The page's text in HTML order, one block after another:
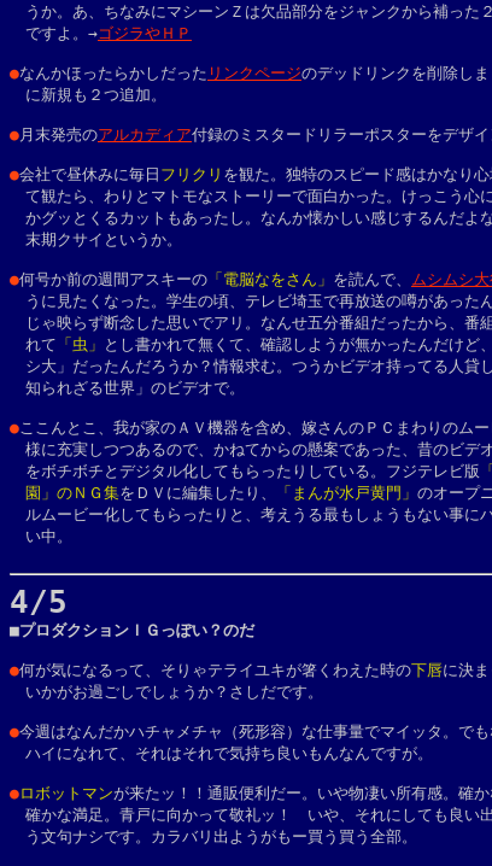
うか。あ、ちなみにマシーンＺは欠品部分をジャンクから補った
ですよ。→ゴジラやＨＰ
●なんかほったらかしだった リンクページのデッドリンクを削除し
に新規も２つ追加。
● 月末発売のアルカディア付録のミスタードリラーポスターをデザイ
●会社で昼休みに毎日 フリクリ を観た。独特のスピード感はかなり
て観たら、わりとマトモなストーリーで面白かった。けっこう心
かグッとくるカットもあったし。なんか懐かしい感じするんだよ
末期クサイというか。
●何号か前の週間アスキーの 「電脳なをさん」 を読んで、 ムシムシ
うに見たくなった。学生の頃、テレビ埼玉で再放送の噂があった
じゃ映らず断念した思いでアリ。なんせ五分番組だったから、番
れて 「虫」 とし書かれて無くて、確認しようが無かったんだけど
シ大」だったんだろうか？情報求む。つうかビデオ持ってる人貸
知られざる世界」のビデオで。
● ここんとこ、我が家のＡＶ機器を含め、嫁さんのＰＣまわりのム
様に充実しつつあるので、かねてからの懸案であった、昔のビデ
をボチボチとデジタル化してもらったりしている。フジテレビ版
園」のＮＧ集をＤＶに編集したり、 「まんが水戸黄門」 のオープ
ルムービー化してもらったりと、考えうる最もしょうもない事に
い中。
4/5
■プロダクションＩＧっぽい？のだ
●何が気になるって、そりゃテライユキが箸くわえた時の下唇に決
いかがお過ごしでしょうか？さしだです。
●今週はなんだかハチャメチャ（死形容）な仕事量でマイッタ。で
ハイになれて、それはそれで気持ち良いもんなんですが。
●ロボットマンが来たッ！！通販便利だー。いや物凄い所有感。確か
確かな満足。青戸に向かって敬礼ッ！　いや、それにしても良い
う文句ナシです。カラバリ出ようがもー買う買う全部。